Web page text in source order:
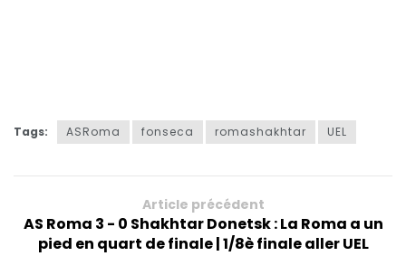
Tags: ASRoma fonseca romashakhtar UEL
Article précédent
AS Roma 3 - 0 Shakhtar Donetsk : La Roma a un
pied en quart de finale | 1/8è finale aller UEL